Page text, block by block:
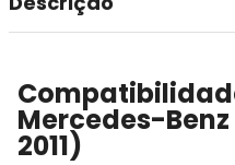
Mercedes-
2011)